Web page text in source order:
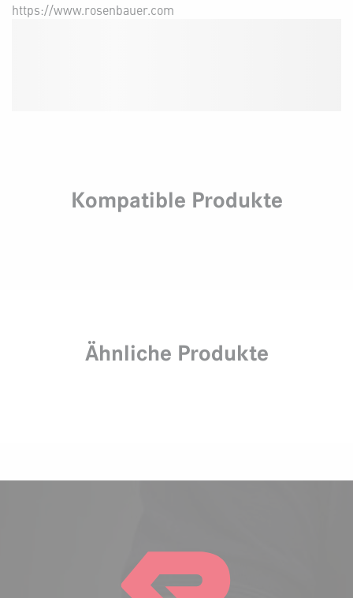
https://www.rosenbauer.com
Kompatible Produkte
Ähnliche Produkte